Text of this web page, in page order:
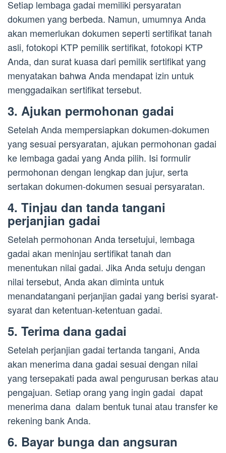
Setiap lembaga gadai memiliki persyaratan
dokumen yang berbeda. Namun, umumnya Anda
akan memerlukan dokumen seperti sertifikat tanah
asli, fotokopi KTP pemilik sertifikat, fotokopi KTP
Anda, dan surat kuasa dari pemilik sertifikat yang
menyatakan bahwa Anda mendapat izin untuk
menggadaikan sertifikat tersebut.
3. Ajukan permohonan gadai
Setelah Anda mempersiapkan dokumen-dokumen
yang sesuai persyaratan, ajukan permohonan gadai
ke lembaga gadai yang Anda pilih. Isi formulir
permohonan dengan lengkap dan jujur, serta
sertakan dokumen-dokumen sesuai persyaratan.
4. Tinjau dan tanda tangani
perjanjian gadai
Setelah permohonan Anda tersetujui, lembaga
gadai akan meninjau sertifikat tanah dan
menentukan nilai gadai. Jika Anda setuju dengan
nilai tersebut, Anda akan diminta untuk
menandatangani perjanjian gadai yang berisi syarat-
syarat dan ketentuan-ketentuan gadai.
5. Terima dana gadai
Setelah perjanjian gadai tertanda tangani, Anda
akan menerima dana gadai sesuai dengan nilai
yang tersepakati pada awal pengurusan berkas atau
pengajuan. Setiap orang yang ingin gadai dapat
menerima dana dalam bentuk tunai atau transfer ke
rekening bank Anda.
6. Bayar bunga dan angsuran